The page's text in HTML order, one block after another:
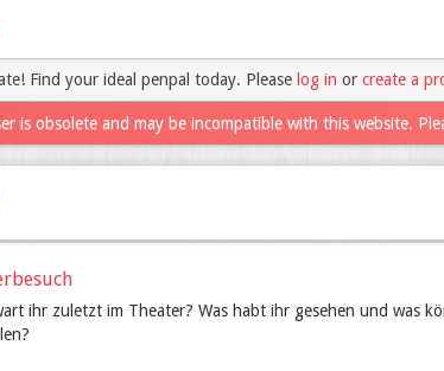
Find your ideal penpal today. Please log in or create a
is obsolete and may be incompatible with this website.
ihr zuletzt im Theater? Was habt ihr gesehen und was